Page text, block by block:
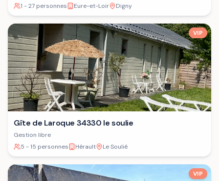
1 - 27 personnes
Eure-et-Loir Digny
VIP
Gîte de Laroque 34330 le soulie
Gestion libre
5 - 15 personnes
Hérault Le Soulié
VIP